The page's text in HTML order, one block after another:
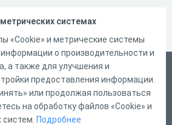
связи
системах
«Cookie» и метрические системы
о производительности и
а также для улучшения и
предоставления информации.
или продолжая пользоваться
на обработку файлов «Cookie» и
Подробнее